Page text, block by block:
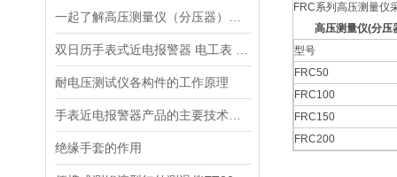
耐电压测试仪各构件的工作原理
绝缘手套的作用
FRC系列高压测量仪
高压测量仪(分压
型号
FRC50
FRC100
FRC150
FRC200